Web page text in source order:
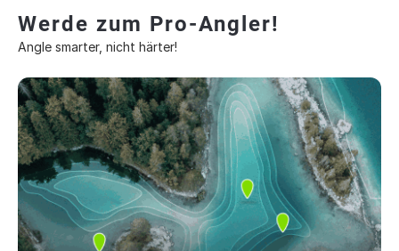
Werde zum Pro-Angler!
Angle smarter, nicht härter!